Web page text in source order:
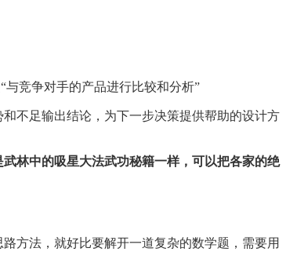
竞争对手的产品进行比较和分析”
不足输出结论，为下一步决策提供帮助的设计方
武林中的吸星大法武功秘籍一样，可以把各家的绝
方法，就好比要解开一道复杂的数学题，需要用